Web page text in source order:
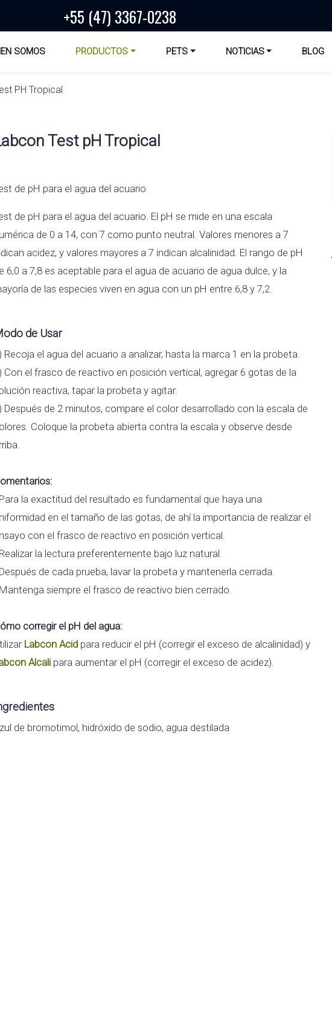
+55 (47) 3367-0238
SOMOS PRODUCTOS PETS NOTICIAS BLOG
PH Tropical
Test pH Tropical
de pH para el agua del acuario
de pH para el agua del acuario. El pH se mide en una escala
de 0 a 14, con 7 como punto neutral. Valores menores a 7
acidez, y valores mayores a 7 indican alcalinidad. El rango de pH
6,0 a 7,8 es aceptable para el agua de acuario de agua dulce, y la
de las especies viven en agua con un pH entre 6,8 y 7,2.
de Usar
Recoja el agua del acuario a analizar, hasta la marca 1 en la probeta.
Con el frasco de reactivo en posición vertical, agregar 6 gotas de la
reactiva, tapar la probeta y agitar.
Después de 2 minutos, compare el color desarrollado con la escala de
Coloque la probeta abierta contra la escala y observe desde
la exactitud del resultado es fundamental que haya una
en el tamaño de las gotas, de ahí la importancia de realizar el
con el frasco de reactivo en posición vertical.
la lectura preferentemente bajo luz natural.
de cada prueba, lavar la probeta y mantenerla cerrada.
siempre el frasco de reactivo bien cerrado.
corregir el pH del agua:
Labcon Acid para reducir el pH (corregir el exceso de alcalinidad) y
Alcalipara aumentar el pH (corregir el exceso de acidez).
de bromotimol, hidróxido de sodio, agua destilada